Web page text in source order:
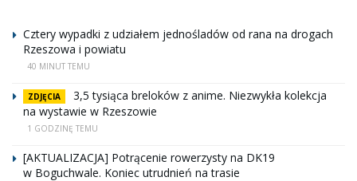
Cztery wypadki z udziałem jednośladów od rana na drogach
Rzeszowa i powiatu
40 MINUT TEMU
ZDJĘCIA
3,5 tysiąca breloków z anime. Niezwykła kolekcja
na wystawie w Rzeszowie
1 GODZINĘ TEMU
[AKTUALIZACJA] Potrącenie rowerzysty na DK19
w Boguchwale. Koniec utrudnień na trasie